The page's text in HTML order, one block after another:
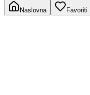
Naslovna
Favoriti